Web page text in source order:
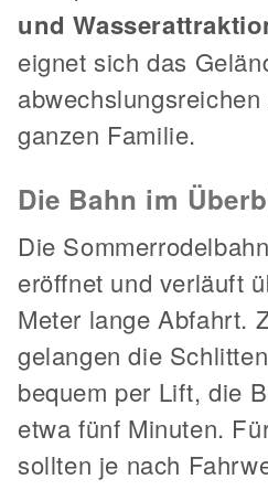
und
eignet sich das
ganzen Familie.
Die Bahn im
Die
eröffnet und verläuft
Meter lange Abfahrt.
gelangen die
bequem per Lift, die
etwa fünf Minuten.
sollten je nach